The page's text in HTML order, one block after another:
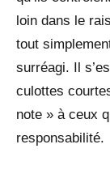
loin dans le
tout
surréagi. Il
culottes
note » à ceux
responsabilité.